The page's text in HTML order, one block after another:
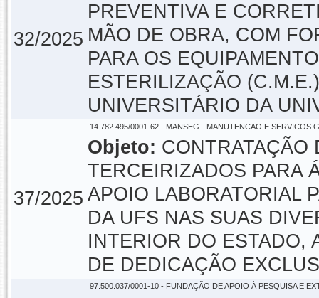
32/2025
PREVENTIVA E
MÃO DE OBRA, COM
PARA OS
ESTERILIZAÇÃO
UNIVERSITÁRIO DA
37/2025
14.782.495/0001-62 - MANSEG - MANUTENCAO E SERVICOS
Objeto: CONTRATAÇÃO
TERCEIRIZADOS PARA
APOIO LABORATORIAL
DA UFS NAS SUAS
INTERIOR DO ESTADO,
DE DEDICAÇÃO
97.500.037/0001-10 - FUNDAÇÃO DE APOIO À PESQUISA E